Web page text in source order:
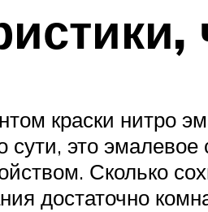
краски нитро
сути, это
Сколько
достаточно